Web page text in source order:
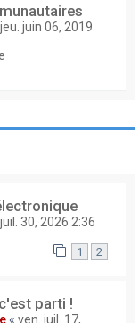
jeu. juin 06, 2019
30, 2026 2:36
1 2
parti !
« ven. juil. 17,